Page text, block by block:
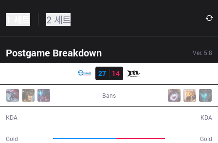
2 세트
Postgame Breakdown Ver. 5.8
27
14
Bans
KDA
Gold Gold
KDA